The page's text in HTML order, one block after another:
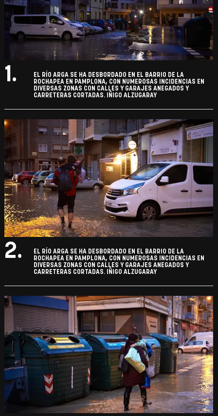
1.
EL RÍO ARGA SE HA DESBORDADO EN EL BARRIO DE LA
ROCHAPEA EN PAMPLONA, CON NUMEROSAS INCIDENCIAS EN
DIVERSAS ZONAS CON CALLES Y GARAJES ANEGADOS Y
CARRETERAS CORTADAS. IÑIGO ALZUGARAY
2.
EL RÍO ARGA SE HA DESBORDADO EN EL BARRIO DE LA
ROCHAPEA EN PAMPLONA, CON NUMEROSAS INCIDENCIAS EN
DIVERSAS ZONAS CON CALLES Y GARAJES ANEGADOS Y
CARRETERAS CORTADAS. IÑIGO ALZUGARAY